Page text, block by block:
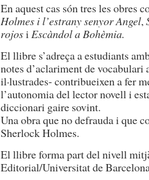
En aquest cas són tres les obres
Holmes i l’estrany senyor Angel,
rojosiEscàndol a Bohèmia.
El llibre s’adreça a estudiants
notes d’aclariment de vocabulari
il·lustrades- contribueixen a fer
l’autonomia del lector novell i
diccionari gaire sovint.
Una obra que no defrauda i que
Sherlock Holmes.
El llibre forma part del nivell
Editorial/Universitat de